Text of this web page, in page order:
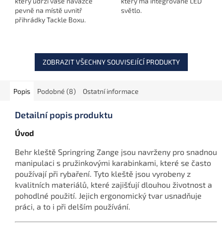
pevně na místě uvnitř
přihrádky Tackle Boxu.
světlo.
ZOBRAZIT VŠECHNY SOUVISEJÍCÍ PRODUKTY
Popis Podobné (8) Ostatní informace
Detailní popis produktu
Úvod
Behr kleště Springring Zange jsou navrženy pro snadnou
manipulaci s pružinkovými karabinkami, které se často
používají při rybaření. Tyto kleště jsou vyrobeny z
kvalitních materiálů, které zajišťují dlouhou životnost a
pohodlné použití. Jejich ergonomický tvar usnadňuje
práci, a to i při delším používání.